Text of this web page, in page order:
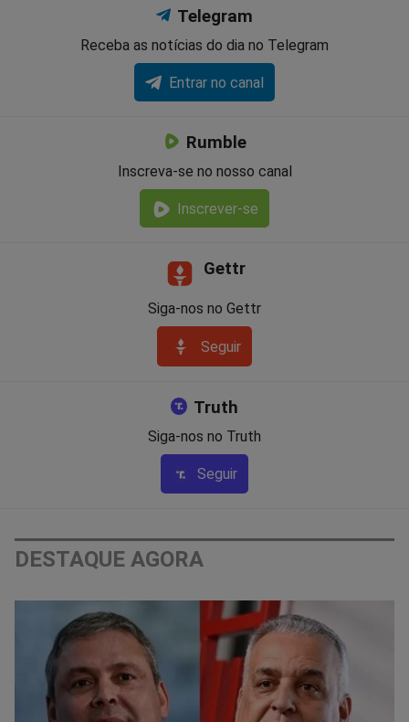
Telegram
Receba as notícias do dia no Telegram
Entrar no canal
Rumble
Inscreva-se no nosso canal
Inscrever-se
Gettr
Siga-nos no Gettr
Seguir
Truth
Siga-nos no Truth
Seguir
DESTAQUE AGORA